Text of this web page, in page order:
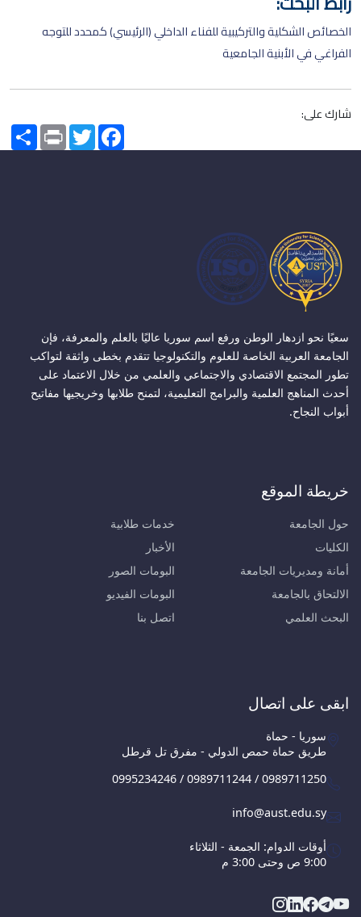
الخصائص الشكلية والتركيبية للفناء الداخلي (الرئيسي) كمحدد للتوجه
الفراغي في الأبنية الجامعية
شارك على:
Share PrintTwitterFacebook
سعيًا نحو ازدهار الوطن ورفع اسم سوريا عاليًا بالعلم والمعرفة، فإن
الجامعة العربية الخاصة للعلوم والتكنولوجيا تتقدم بخطى واثقة لتواكب
تطور المجتمع الاقتصادي والاجتماعي والعلمي من خلال الاعتماد على
أحدث المناهج العلمية والبرامج التعليمية، لتمنح طلابها وخريجيها مفاتيح
أبواب النجاح.
خريطة الموقع
حول الجامعة
الكليات
أمانة ومديريات الجامعة
الالتحاق بالجامعة
البحث العلمي
خدمات طلابية
الأخبار
البومات الصور
البومات الفيديو
اتصل بنا
ابقى على اتصال
سوريا - حماة
طريق حماة حمص الدولي - مفرق تل قرطل
0995234246 / 0989711244 / 0989711250
info@aust.edu.sy
أوقات الدوام: الجمعة - الثلاثاء
9:00 ص وحتى 3:00 م